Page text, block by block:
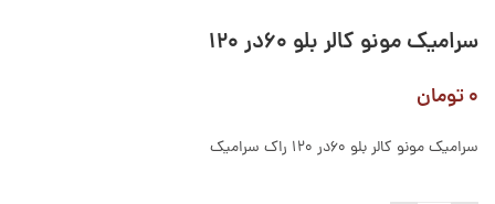
سرامیک مونو کالر بلو ۶۰در ۱۲۰
۰تومان
سرامیک مونو کالر بلو 60در 120 راک سرامیک